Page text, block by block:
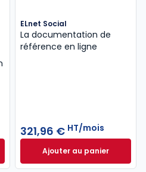
35 - L'analyse des
ELnet Social
La documentation de
référence en ligne
321,96 € HT/mois
Ajouter au panier
ELnet Social à